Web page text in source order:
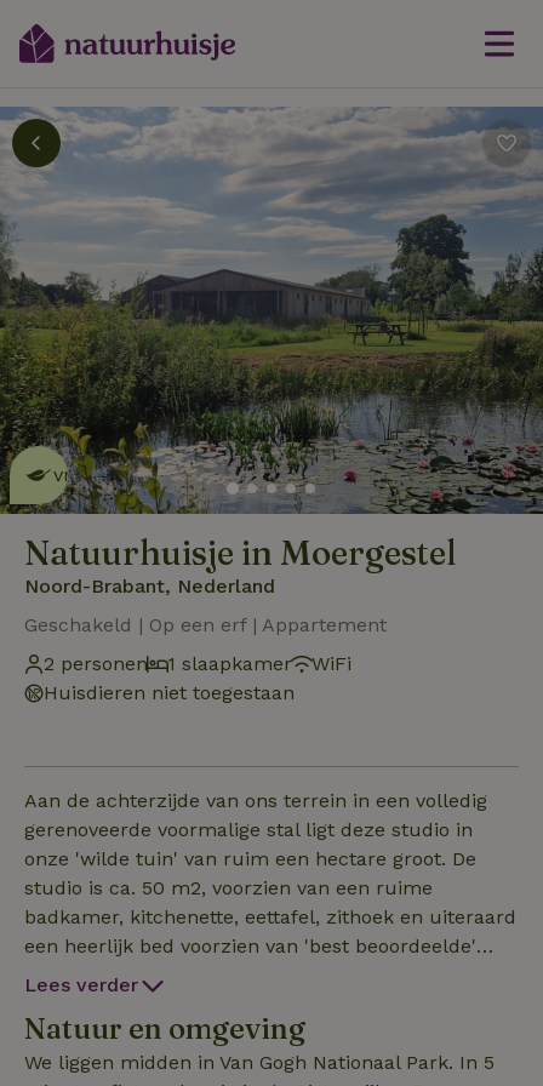
Dit natuurhuisje is eco-
vriendelijklees meer
Natuurhuisje in Moergestel
Noord-Brabant, Nederland
Geschakeld | Op een erf | Appartement
2 personen
1 slaapkamer
WiFi
Huisdieren niet toegestaan
Aan de achterzijde van ons terrein in een volledig
gerenoveerde voormalige stal ligt deze studio in
onze 'wilde tuin' van ruim een hectare groot. De
studio is ca. 50 m2, voorzien van een ruime
badkamer, kitchenette, eettafel, zithoek en uiteraard
een heerlijk bed voorzien van 'best beoordeelde'
matrassen. 5 Jaar geleden zijn we begonnen met
grond, naar een plek waar van alles groeit en bloeit,
met zoveel mogelijk biodiversiteit. We hebben
Lees verder
Natuur en omgeving
We liggen midden in Van Gogh Nationaal Park. In 5